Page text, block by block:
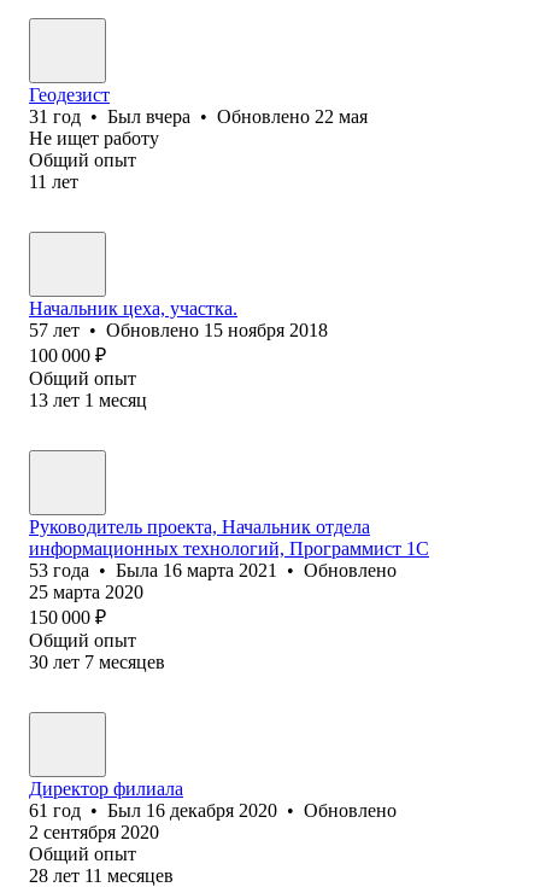
Геодезист
31 год • Был вчера • Обновлено 22 мая
Не ищет работу
Общий опыт
11 лет
Начальник цеха, участка.
57 лет • Обновлено 15 ноября 2018
100 000 ₽
Общий опыт
13 лет 1 месяц
Руководитель проекта, Начальник отдела
информационных технологий, Программист 1С
53 года • Была 16 марта 2021 • Обновлено
25 марта 2020
150 000 ₽
Общий опыт
30 лет 7 месяцев
Директор филиала
61 год • Был 16 декабря 2020 • Обновлено
2 сентября 2020
Общий опыт
28 лет 11 месяцев